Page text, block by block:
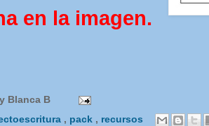
en la imagen.
Blanca B
, pack , recursos